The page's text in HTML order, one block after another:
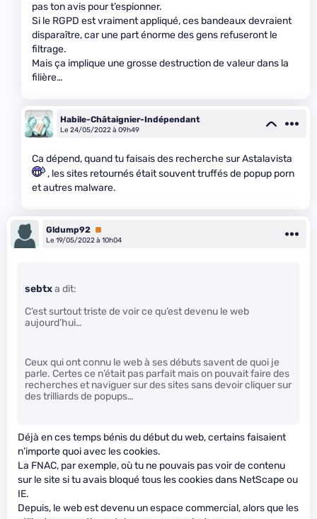
pas ton avis pour t’espionner.
Si le RGPD est vraiment appliqué, ces bandeaux devraient
disparaître, car une part énorme des gens refuseront le
filtrage.
Mais ça implique une grosse destruction de valeur dans la
filière…
Habile-Châtaignier-Indépendant
Le 24/05/2022 à 09h49
Ca dépend, quand tu faisais des recherche sur Astalavista
, les sites retournés était souvent truffés de popup porn
et autres malware.
Gldump92 Premium
Le 19/05/2022 à 10h04
sebtxa dit:
C’est surtout triste de voir ce qu’est devenu le web
aujourd’hui…
Ceux qui ont connu le web à ses débuts savent de quoi je
parle. Certes ce n’était pas parfait mais on pouvait faire des
recherches et naviguer sur des sites sans devoir cliquer sur
des trilliards de popups…
Déjà en ces temps bénis du début du web, certains faisaient
n’importe quoi avec les cookies.
La FNAC, par exemple, où tu ne pouvais pas voir de contenu
sur le site si tu avais bloqué tous les cookies dans NetScape ou
IE.
Depuis, le web est devenu un espace commercial, alors que les